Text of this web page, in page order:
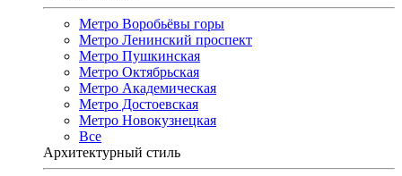
Метро Воробьёвы горы
Метро Ленинский проспект
Метро Пушкинская
Метро Октябрьская
Метро Академическая
Метро Достоевская
Метро Новокузнецкая
Все
Архитектурный стиль